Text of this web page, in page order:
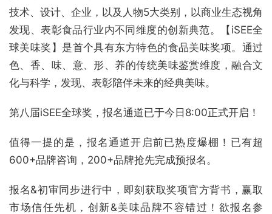
技术、设计、企业，以及人物5大类别，以商业生态视角
发现、表彰食品行业内不同维度的创新典范。【iSEE全
球美味奖】是首个具有东方特色的食品美味奖项。通过
色、香、味、意、形、养的传统美味鉴赏维度，融合文
化与科学，发现、表彰陪伴未来的经典美味。
第八届iSEE全球奖，报名通道已于今日8:00正式开启！
值得一提的是，报名通道开启前已热度爆棚！已有超
600+品牌咨询，200+品牌抢先完成预报名。
报名&初审同步进行中，即刻获取奖项官方背书，赢取
市场信任先机，创新&美味品牌不容错过！欲报名参